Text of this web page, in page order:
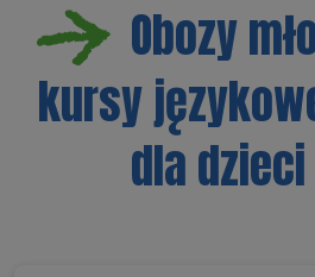
Obozy
kursy
dla dzieci